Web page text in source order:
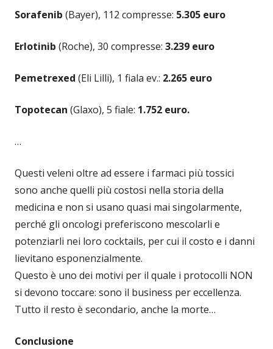
Sorafenib (Bayer), 112 compresse: 5.305 euro
Erlotinib (Roche), 30 compresse: 3.239 euro
Pemetrexed (Eli Lilli), 1 fiala ev.: 2.265 euro
Topotecan (Glaxo), 5 fiale: 1.752 euro.
…
Questi veleni oltre ad essere i farmaci più tossici
sono anche quelli più costosi nella storia della
medicina e non si usano quasi mai singolarmente,
perché gli oncologi preferiscono mescolarli e
potenziarli nei loro cocktails, per cui il costo e i danni
lievitano esponenzialmente.
Questo è uno dei motivi per il quale i protocolli NON
si devono toccare: sono il business per eccellenza.
Tutto il resto è secondario, anche la morte…
Conclusione